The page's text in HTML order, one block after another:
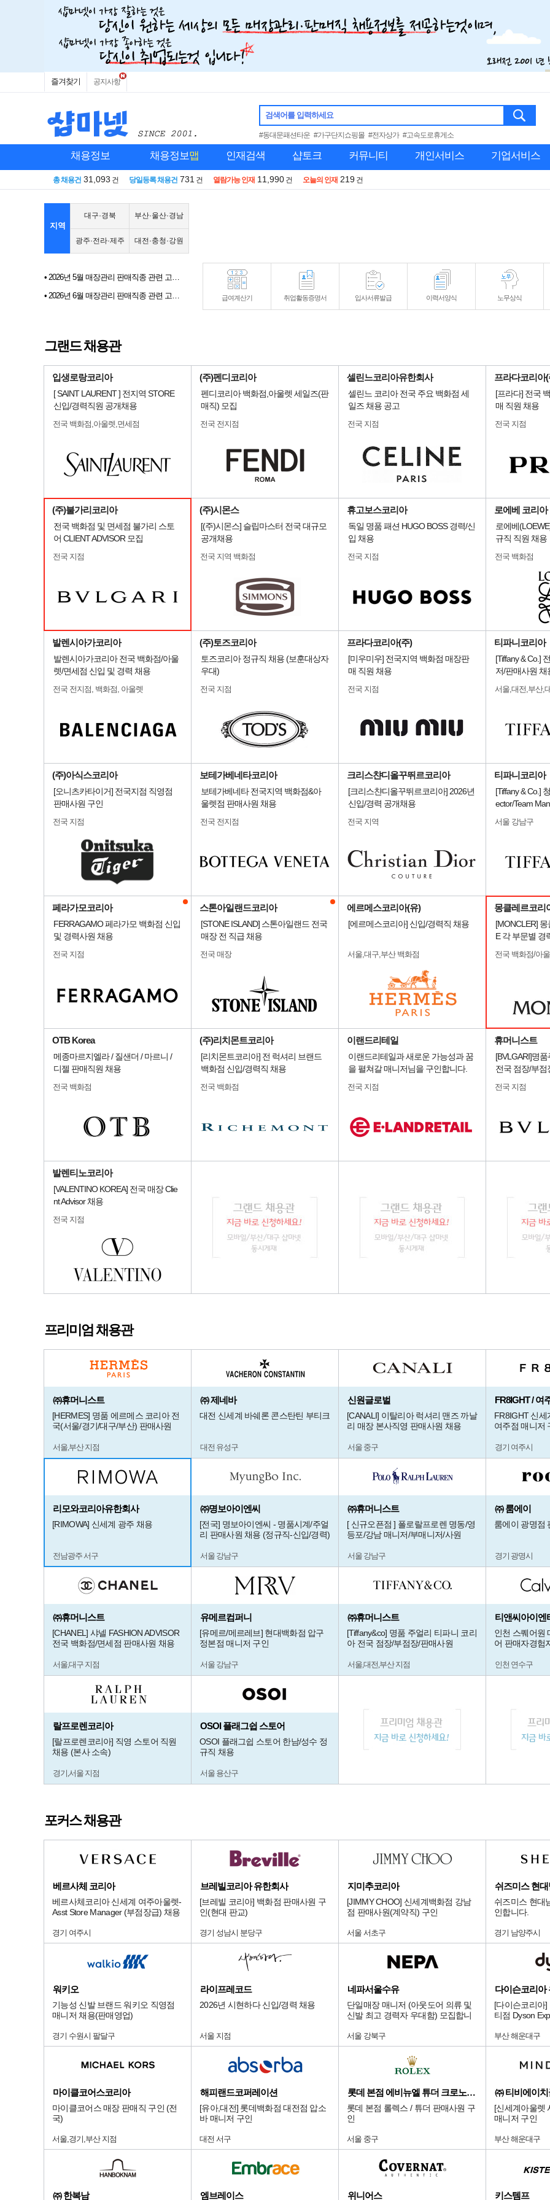
즐겨찾기 공지사항
검색어를 입력하세요
#동대문패션타운 #가구단지쇼핑몰 #전자상가 #고속도로휴게소
채용정보 채용정보맵 인재검색 샵토크 커뮤니티 개인서비스 기업서비스
총 채용건 31,093 건 당일등록 채용건 731 건 열람가능 인재 11,990 건 오늘의 인재 219 건
지역
대구·경북
광주·전라·제주
부산·울산·경남
대전·충청·강원
• 2026년 5월 매장관리 판매직종 관련 고용동향
• 2026년 6월 매장관리 판매직종 관련 고용동향
급여계산기 취업활동증명서 입사서류발급 이력서양식 노무상식
그랜드 채용관
입생로랑코리아
[ SAINT LAURENT ] 전지역 STORE
신입/경력직원 공개채용
전국 백화점,아울렛,면세점
(주)펜디코리아
펜디코리아 백화점,아울렛 세일즈(판
매직) 모집
전국 전지점
셀린느코리아유한회사
셀린느 코리아 전국 주요 백화점 세
일즈 채용 공고
전국 지점
프라다코리아(
[프라다] 전국
매 직원 채용
전국 지점
(주)불가리코리아
전국 백화점 및 면세점 불가리 스토
어 CLIENT ADVISOR 모집
전국 지점
(주)시몬스
[(주)시몬스] 슬립마스터 전국 대규모
공개채용
전국 지역 백화점
휴고보스코리아
독일 명품 패션 HUGO BOSS 경력/신
입 채용
전국 지점
로에베 코리아
로에베
규직 직원 채용
전국 백화점
발렌시아가코리아
발렌시아가코리아 전국 백화점/아울
렛/면세점 신입 및 경력 채용
전국 전지점, 백화점, 아울렛
(주)토즈코리아
토즈코리아 정규직 채용 (보훈대상자
우대)
전국 지점
프라다코리아(주)
[미우미우] 전국지역 백화점 매장판
매 직원 채용
전국 지점
티파니코리아
[Tiffany & Co.]
저/판매사원 채
서울,대전,부산,
(주)아식스코리아
[오니츠카타이거] 전국지점 직영점
판매사원 구인
전국 지점
보테가베네타코리아
보테가베네타 전국지역 백화점&아
울렛점 판매사원 채용
전국 전지점
크리스챤디올꾸뛰르코리아
[크리스챤디올꾸뛰르코리아] 2026년
신입/경력 공개채용
전국 지역
티파니코리아
[Tiffany & Co.]
ector/Team
서울 강남구
페라가모코리아
FERRAGAMO 페라가모 백화점 신입
및 경력사원 채용
전국 지점
스톤아일랜드코리아
[STONE ISLAND] 스톤아일랜드 전국
매장 전 직급 채용
전국 매장
에르메스코리아(유)
[에르메스코리아] 신입/경력직 채용
서울,대구,부산 백화점
몽클레르코리
[MONCLER]
E 각 부문별 경
전국 백화점/아
OTB Korea
메종마르지엘라 / 질샌더 / 마르니 /
디젤 판매직원 채용
전국 백화점
(주)리치몬트코리아
[리치몬트코리아] 전 럭셔리 브랜드
백화점 신입/경력직 채용
전국 백화점
이랜드리테일
이랜드리테일과 새로운 가능성과 꿈
을 펼쳐갈 매니저님을 구인합니다.
전국 지점
휴머니스트
[BVLGARI]명
전국 점장/부점
전국 지점
발렌티노코리아
[VALENTINO KOREA] 전국 매장 Clie
nt Advisor 채용
전국 지점
프리미엄 채용관
㈜휴머니스트
[HERMES] 명품 에르메스 코리아 전
국(서울/경기/대구/부산) 판매사원
서울,부산 지점
㈜ 제네바
대전 신세계 바쉐론 콘스탄틴 부티크
대전 유성구
신원글로벌
[CANALI] 이탈리아 럭셔리 맨즈 까날
리 매장 본사직영 판매사원 채용
서울 중구
FR8IGHT / 여
FR8IGHT 신
여주점 매니저
경기 여주시
리모와코리아유한회사
[RIMOWA] 신세계 광주 채용
전남광주 서구
㈜명보아이엔씨
[전국] 명보아이엔씨 - 명품시계/주얼
리 판매사원 채용 (정규직-신입/경력)
서울 강남구
㈜휴머니스트
[ 신규오픈점 ] 폴로랄프로렌 명동/영
등포/강남 매니저/부매니저/사원
서울 강남구
㈜ 룸에이
룸에이 광명점
경기 광명시
㈜휴머니스트
[CHANEL] 샤넬 FASHION ADVISOR
전국 백화점/면세점 판매사원 채용
서울,대구 지점
유메르컴퍼니
[유메르/메르레브] 현대백화점 압구
정본점 매니저 구인
서울 강남구
㈜휴머니스트
[Tiffany&co] 명품 주얼리 티파니 코리
아 전국 점장/부점장/판매사원
서울,대전,부산 지점
티앤씨아이엔
인천 스퀘어원
어 판매자경험
인천 연수구
랄프로렌코리아
[랄프로렌코리아] 직영 스토어 직원
채용 (본사 소속)
경기,서울 지점
OSOI 플래그쉽 스토어
OSOI 플래그쉽 스토어 한남/성수 정
규직 채용
서울 용산구
포커스 채용관
베르사체 코리아
베르사체코리아 신세계 여주아울렛-
Asst Store Manager (부점장급) 채용
경기 여주시
브레빌코리아 유한회사
[브레빌 코리아] 백화점 판매사원 구
인(현대 판교)
경기 성남시 분당구
지미추코리아
[JIMMY CHOO] 신세계백화점 강남
점 판매사원(계약직) 구인
서울 서초구
쉬즈미스 현
쉬즈미스 현대
인합니다.
경기 남양주시
워키오
기능성 신발 브랜드 워키오 직영점
매니저 채용(판매영업)
경기 수원시 팔달구
라이프레코드
2026년 시현하다 신입/경력 채용
서울 지점
네파서울수유
단일매장 매니저 (아웃도어 의류 및
신발 최고 경력자 우대함) 모집합니
서울 강북구
다이슨코리아
[다이슨코리아
티점 Dyson
부산 해운대구
마이클코어스코리아
마이클코어스 매장 판매직 구인 (전
국)
서울,경기,부산 지점
해피랜드코퍼레이션
[유아,대전] 롯데백화점 대전점 압소
바 매니저 구인
대전 서구
롯데 본점 에비뉴엘 튜더 크로노다임
롯데 본점 롤렉스 / 튜더 판매사원 구
인
서울 중구
㈜ 티비에이
[신세계아울렛
매니저 구인
부산 해운대구
㈜ 한복남 엠브레이스 위니어스 키스템프